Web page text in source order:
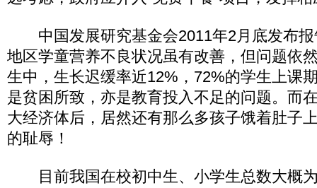
中国发展研究基金会2011年2月底发布报
地区学童营养不良状况虽有改善，但问题依
生中，生长迟缓率近12%，72%的学生上课
是贫困所致，亦是教育投入不足的问题。而
大经济体后，居然还有那么多孩子饿着肚子
的耻辱！
目前我国在校初中生、小学生总数大概